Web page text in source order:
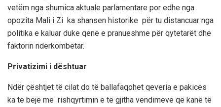
vetëm nga shumica aktuale parlamentare por edhe nga
opozita Mali i Zi ka shansen historike për tu distancuar nga
politika e kaluar duke qenë e pranueshme për qytetarët dhe
faktorin ndërkombëtar.
Privatizimi i dështuar
Ndër çështjet të cilat do të ballafaqohet qeveria e pakicës
ka të bëjë me rishqyrtimin e të gjitha vendimeve që kanë të